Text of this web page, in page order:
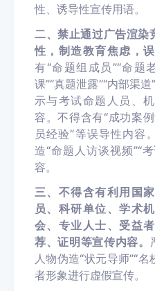
性、诱导性宣传用语。
二、禁止通过广告渲染
性，制造教育焦虑，
有“命题组成员”“命题
课”“真题泄露”“内部渠
示与考试命题人员、
容。不得含有“成功案
员经验”等误导性内容
造“命题人访谈视频”“
容。
三、不得含有利用国
员、科研单位、学术
会、专业人士、受益
荐、证明等宣传内容。
人物伪造“状元导师”“
者形象进行虚假宣传。